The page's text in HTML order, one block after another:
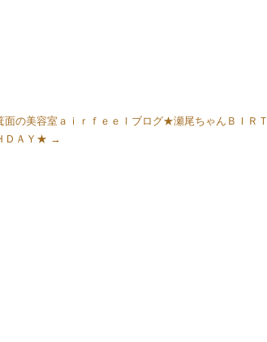
面の美容室ａｉｒｆｅｅｌブログ★瀬尾ちゃんＢＩＲＴ
ＤＡＹ★ →